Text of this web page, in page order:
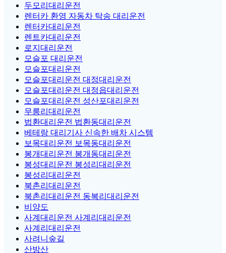
두모리대리운전
렌터카 환영 자동차 탁송 대리운전
렌터카대리운전
렌트카대리운전
로지대리운전
모슬포 대리운전
모슬포대리운전
모슬포대리운전 대정대리운전
모슬포대리운전 대정읍대리운전
모슬포대리운전 성산포대리운전
무릉리대리운전
법환대리운전 법환동대리운전
베테랑 대리기사 신속한 배차 시스템
보목대리운전 보목동대리운전
봉개대리운전 봉개동대리운전
봉성대리운전 봉성리대리운전
봉성리대리운전
북촌리대리운전
북촌리대리운전 동복리대리운전
비양도
사계대리운전 사계리대리운전
사계리대리운전
사려니숲길
산방산